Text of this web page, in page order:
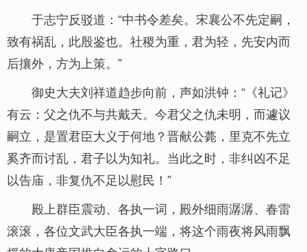
于志宁反驳道：“中书令差矣。宋襄公不先定嗣，
致有祸乱，此殷鉴也。社稷为重，君为轻，先安内而
后攘外，方为上策。”
御史大夫刘祥道趋步向前，声如洪钟：“《礼记》
有云：父之仇不与共戴天。今君父之仇未明，而遽议
嗣立，是置君臣大义于何地？晋献公薨，里克不先立
奚齐而讨乱，君子以为知礼。当此之时，非纠凶不足
以告庙，非复仇不足以慰民！”
殿上群臣震动、各执一词，殿外细雨潺潺、春雷
滚滚，各位文武大臣各执一端，将这个雨夜将风雨飘